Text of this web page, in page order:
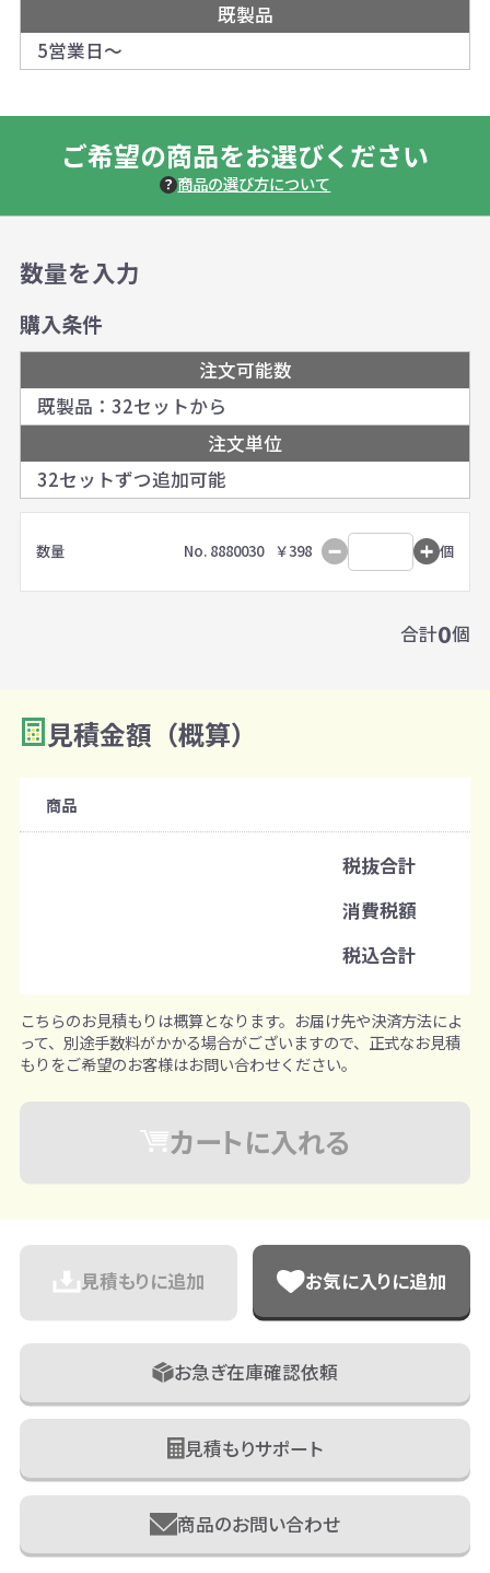
既製品
5営業日～
ご希望の商品をお選びください
商品の選び方について
数量を入力
購入条件
注文可能数
既製品：32セットから
注文単位
32セットずつ追加可能
数量 No. 8880030 ￥398 個
合計0個
見積金額（概算）
商品
税抜合計
消費税額
税込合計
こちらのお見積もりは概算となります。お届け先や決済方法によ
って、別途手数料がかかる場合がございますので、正式なお見積
もりをご希望のお客様はお問い合わせください。
カートに入れる
見積もりに追加 お気に入りに追加
お急ぎ在庫確認依頼
見積もりサポート
商品のお問い合わせ